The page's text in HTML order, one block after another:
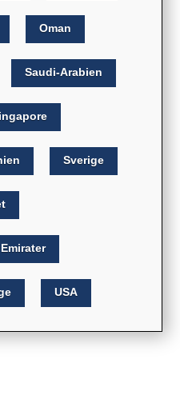
Oman
Saudi-Arabien
Sverige
USA